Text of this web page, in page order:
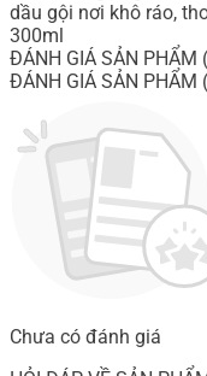
dầu gội nơi khô ráo,
300ml
ĐÁNH GIÁ SẢN PHẨM
ĐÁNH GIÁ SẢN PHẨM
Chưa có đánh giá